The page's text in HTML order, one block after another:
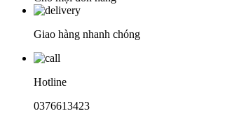
Giao hàng nhanh chóng
Hotline
0376613423